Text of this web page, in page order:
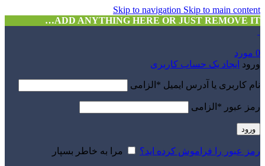
Skip to navigation Skip to main content
ADD ANYTHING HERE OR JUST REMOVE IT…
0 مورد
ورود ایجاد یک حساب کاربری
نام کاربری یا آدرس ایمیل * الزامی
رمز عبور * الزامی
ورود
رمز عبور را فراموش کرده اید؟ مرا به خاطر بسپار